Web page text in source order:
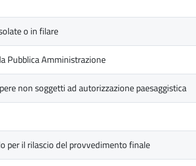
o in filare
Pubblica Amministrazione
non soggetti ad autorizzazione paesaggistica
per il rilascio del provvedimento finale